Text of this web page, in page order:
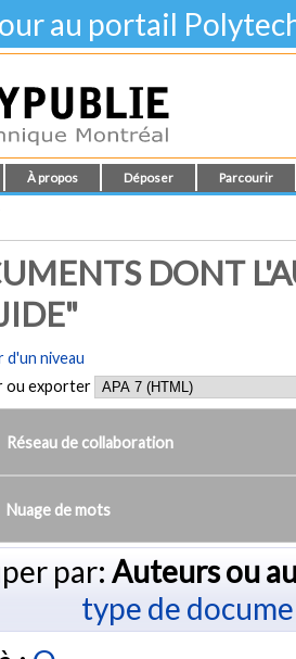
au portail
À propos Déposer Parcourir
DONT
d'un niveau
ou exporter
Réseau de collaboration
Nuage de mots
par: Auteurs ou
type de